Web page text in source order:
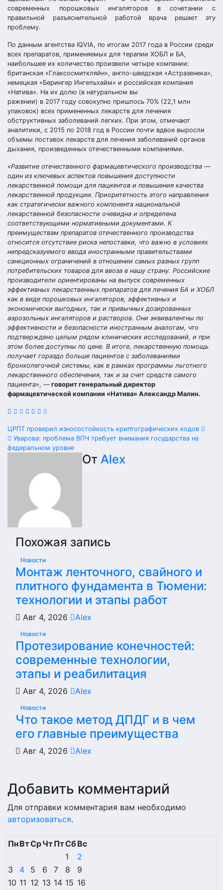
современных порошковых ингаляторов в сочетании с
правильной разъяснительной работой врача решает эту
проблему.
По данным агентства IQVIA, по итогам 2017 года в России среди
всех препаратов, применяемых для терапии ХОБЛ и БА,
наибольшее их количество произвели четыре компании:
британская «Глаксосмиткляйн», англо-шведская «Астразенека»,
немецкая «Берингер Ингельхайм» и российская компания
«Натива». На их долю (в натуральном вы
ражении) в 2017 году совокупно пришлось 70% (22,1 млн
упаковок) всех примененных лекарств для лечения
обструктивных заболеваний легких. При этом, отмечают
аналитики, с 2015 по 2018 год в России почти вдвое выросли
объемы поставок лекарств для лечения заболеваний органов
дыхания, произведенных отечественными компаниями.
«Развитие отечественного фармацевтического производства —
один из ключевых аспектов повышения доступности
лекарственной помощи для пациентов и повышения качества
лекарственной продукции. Приоритетность этого направления
как стратегически важного компонента национальной
лекарственной безопасности очевидна и определена
соответствующими нормативными документами. К
преимуществам препаратов отечественного производства
относится отсутствие риска непоставки, что важно в условиях
непредсказуемого ввода иностранными правительствами
санкционных ограничений в отношении самых разных групп
потребительских товаров для ввоза в нашу страну. Российские
производители ориентированы на выпуск современных
эффективных лекарственных препаратов для лечения БА и ХОБЛ
как в виде порошковых ингаляторов, эффективных и
экономически выгодных, так и привычных дозированных
аэрозольных ингаляторов и растворов. Они эквивалентны по
эффективности и безопасности иностранным аналогам, что
подтверждено целым рядом клинических исследований, и при
этом более доступны по цене. В итоге, лекарственную помощь
получает гораздо больше пациентов с заболеваниями
бронхолегочной системы, как в рамках программы льготного
лекарственного обеспечения, так и за счет средств самого
пациента», — говорит генеральный директор
фармацевтической компании «Натива» Александр Малин.
Навигация
по
записям
ЦРПТ проверил износостойкость криптографических кодов
Уварова: проблема ВПЧ требует внимания государства на
федеральном уровне
От Alex
Похожая запись
Новости
Монтаж ленточного, свайного и
плитного фундамента в Тюмени:
технологии и этапы работ
Авг 4, 2026 Alex
Новости
Протезирование конечностей:
современные технологии,
этапы и реабилитация
Авг 4, 2026 Alex
Новости
Что такое метод ДПДГ и в чем
его главные преимущества
Авг 4, 2026 Alex
Добавить комментарий
Для отправки комментария вам необходимо
авторизоваться.
ПнВтСрЧтПтСбВс
1
2
3
4 5 6 7 8
9
10 11 12 13 14 15 16